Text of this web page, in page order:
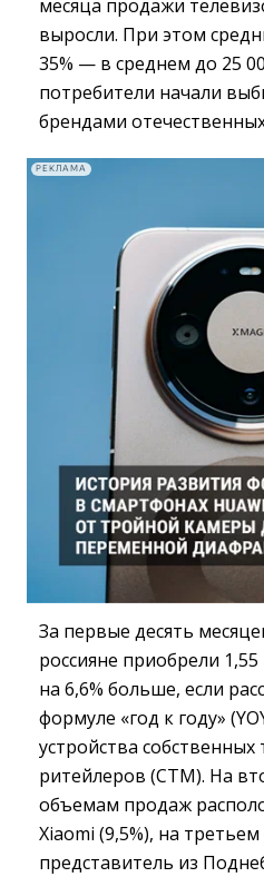
месяца продажи
выросли. При этом
35% — в среднем до 25
потребители начали
брендами
РЕКЛАМА
За первые десять
россияне приобрели
на 6,6% больше, если
формуле «год к году»
устройства
ритейлеров (CTM). На
объемам продаж
Xiaomi (9,5%), на
представитель из